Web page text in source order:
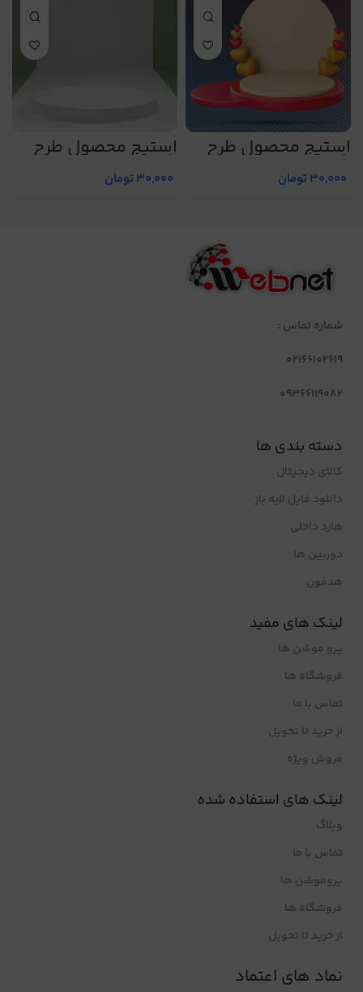
استیج محصول طرح
شماره 5
30,000تومان
استیج محصول طرح
شماره 1
30,000تومان
شماره تماس :
02166102619
09366119082
دسته بندی ها
کالای دیجیتال
دانلود فایل لایه باز
هارد داخلی
دوربین ها
هدفون
لینک های مفید
پرو موشن ها
فروشگاه ها
تماس با ما
از خرید تا تحویل
فروش ویژه
لینک های استفاده شده
وبلاگ
تماس با ما
پروموشن ها
فروشگاه ها
از خرید تا تحویل
نماد های اعتماد